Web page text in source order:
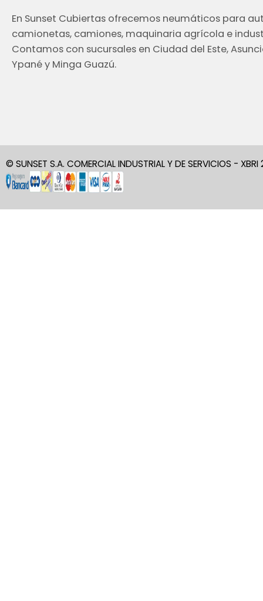
En Sunset Cubiertas ofrecemos neumáticos para
camionetas, camiones, maquinaria agrícola e
Contamos con sucursales en Ciudad del Este,
Ypané y Minga Guazú.
© SUNSET S.A. COMERCIAL INDUSTRIAL Y DE SERVICIOS -